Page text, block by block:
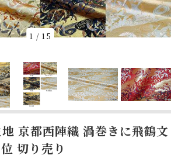
1 / 15
京都西陣織 渦巻きに飛鶴文
切り売り